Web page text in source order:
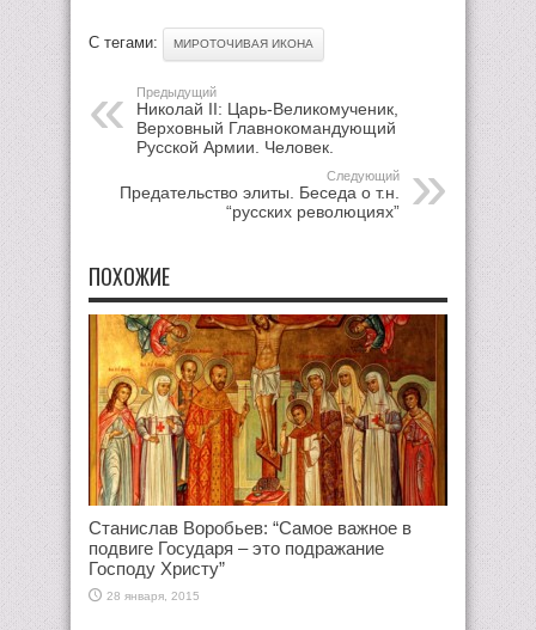
С тегами: МИРОТОЧИВАЯ ИКОНА
Предыдущий
Николай II: Царь-Великомученик,
Верховный Главнокомандующий
Русской Армии. Человек.
Следующий
Предательство элиты. Беседа о т.н.
“русских революциях”
ПОХОЖИЕ
Станислав Воробьев: “Самое важное в
подвиге Государя – это подражание
Господу Христу”
28 января, 2015